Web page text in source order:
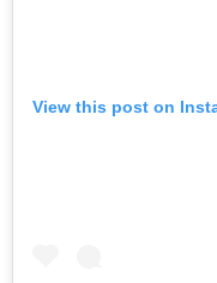
View this post on